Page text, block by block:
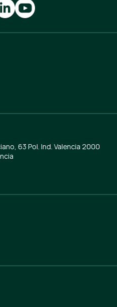
63 Pol. Ind. Valencia 2000